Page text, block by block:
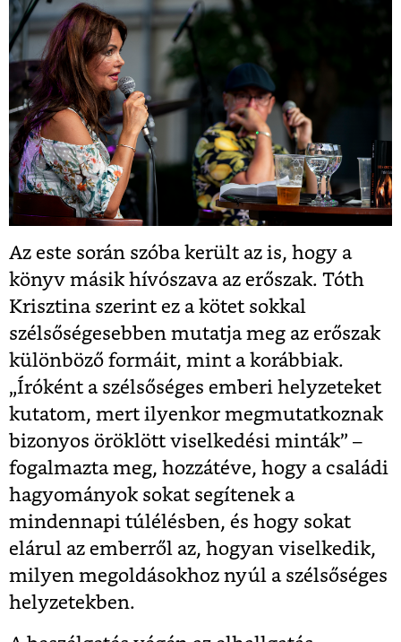
Az este során szóba került az is, hogy a
könyv másik hívószava az erőszak. Tóth
Krisztina szerint ez a kötet sokkal
szélsőségesebben mutatja meg az erőszak
különböző formáit, mint a korábbiak.
„Íróként a szélsőséges emberi helyzeteket
kutatom, mert ilyenkor megmutatkoznak
bizonyos öröklött viselkedési minták” –
fogalmazta meg, hozzátéve, hogy a családi
hagyományok sokat segítenek a
mindennapi túlélésben, és hogy sokat
elárul az emberről az, hogyan viselkedik,
milyen megoldásokhoz nyúl a szélsőséges
helyzetekben.